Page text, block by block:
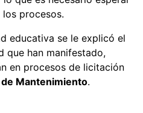
procesos.
educativa se le explicó el
que han manifestado,
en procesos de licitación
Mantenimiento.